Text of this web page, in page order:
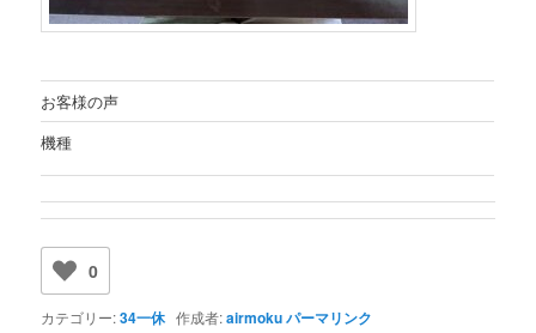
お客様の声
機種
0
カテゴリー:34一休 作成者:airmokuパーマリンク